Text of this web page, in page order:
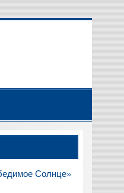
Солнце»